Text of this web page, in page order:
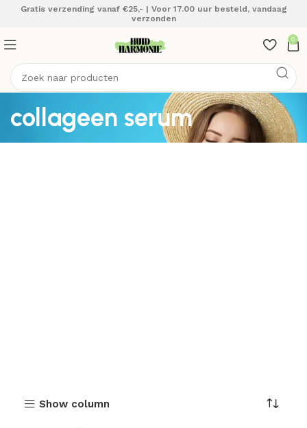
Gratis verzending vanaf €25,- | Voor 17.00 uur besteld, vandaag
verzonden
0
collageen serum
Show column